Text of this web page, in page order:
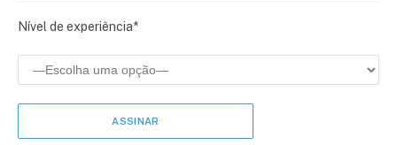
Nível de experiência*